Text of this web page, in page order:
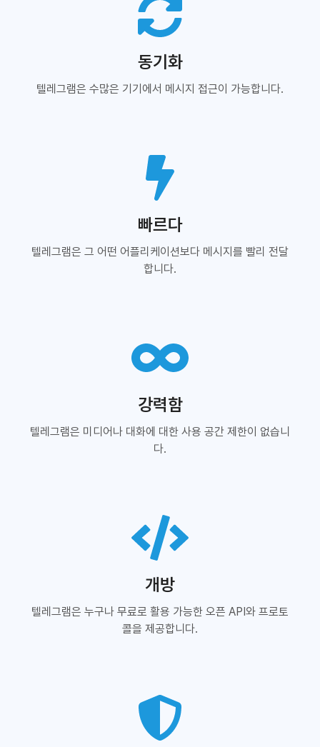
동기화
텔레그램은 수많은 기기에서 메시지 접근이 가능합니다.
빠르다
텔레그램은 그 어떤 어플리케이션보다 메시지를 빨리 전달
합니다.
강력함
텔레그램은 미디어나 대화에 대한 사용 공간 제한이 없습니
다.
개방
텔레그램은 누구나 무료로 활용 가능한 오픈 API와 프로토
콜을 제공합니다.